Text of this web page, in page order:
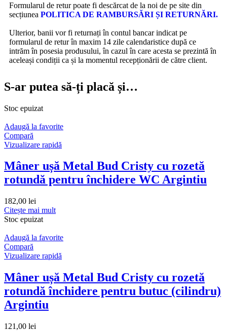
Formularul de retur poate fi descărcat de la noi de pe site din
secțiunea POLITICA DE RAMBURSĂRI ȘI RETURNĂRI.
Ulterior, banii vor fi returnați în contul bancar indicat pe
formularul de retur în maxim 14 zile calendaristice după ce
intrăm în posesia produsului, în cazul în care acesta se prezintă în
aceleași condiții ca și la momentul recepționării de către client.
S-ar putea să-ți placă și…
Stoc epuizat
Adaugă la favorite
Compară
Vizualizare rapidă
Mâner ușă Metal Bud Cristy cu rozetă
rotundă pentru închidere WC Argintiu
182,00 lei
Citește mai mult
Stoc epuizat
Adaugă la favorite
Compară
Vizualizare rapidă
Mâner ușă Metal Bud Cristy cu rozetă
rotundă închidere pentru butuc (cilindru)
Argintiu
121,00 lei